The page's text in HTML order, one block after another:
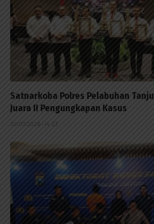
Satnarkoba Polres Pelabuhan
Juara II Pengungkapan Kasus
30/07/2026 - 14:23